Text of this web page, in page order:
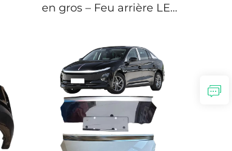
en gros – Feu arrière LED
(2022-2026) 3716035HA01
3716040HA01
3716075HA01
3716080HA01 –
Commandes en vrac
pour carrosseries
automobiles et